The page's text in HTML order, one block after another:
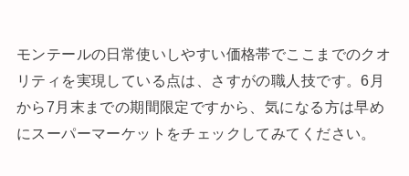
モンテールの日常使いしやすい価格帯でここまでのクオ
リティを実現している点は、さすがの職人技です。6月
から7月末までの期間限定ですから、気になる方は早め
にスーパーマーケットをチェックしてみてください。